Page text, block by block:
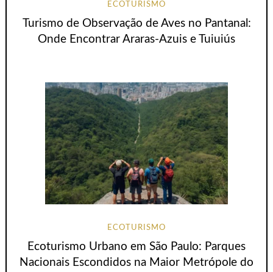
ECOTURISMO
Turismo de Observação de Aves no Pantanal:
Onde Encontrar Araras-Azuis e Tuiuiús
ECOTURISMO
Ecoturismo Urbano em São Paulo: Parques
Nacionais Escondidos na Maior Metrópole do